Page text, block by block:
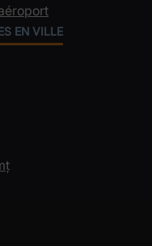
EN VILLE